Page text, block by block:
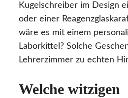
Kugelschreiber im Design
oder einer
wäre es mit einem
Laborkittel? Solche
Lehrerzimmer zu echten
Welche witzigen